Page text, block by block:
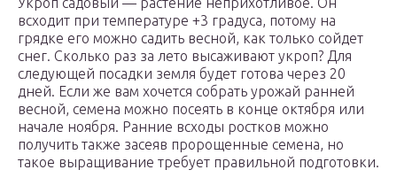
всходит при температуре +3 градуса, потому на
грядке его можно садить весной, как только сойдет
снег. Сколько раз за лето высаживают укроп? Для
следующей посадки земля будет готова через 20
дней. Если же вам хочется собрать урожай ранней
весной, семена можно посеять в конце октября или
начале ноября. Ранние всходы ростков можно
получить также засеяв пророщенные семена, но
такое выращивание требует правильной подготовки.